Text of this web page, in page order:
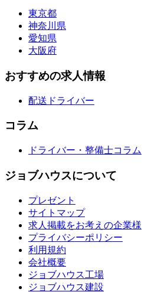
東京都
神奈川県
愛知県
大阪府
おすすめの求人情報
配送ドライバー
コラム
ドライバー・整備士コラム
ジョブハウスについて
プレゼント
サイトマップ
求人掲載をお考えの企業様
プライバシーポリシー
利用規約
会社概要
ジョブハウス工場
ジョブハウス建設